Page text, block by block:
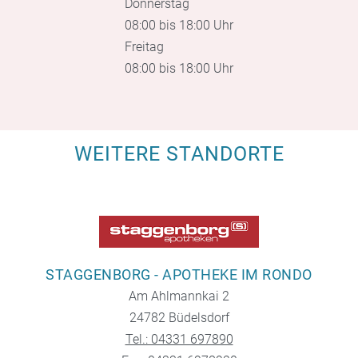
Donnerstag
08:00 bis 18:00 Uhr
Freitag
08:00 bis 18:00 Uhr
WEITERE STANDORTE
STAGGENBORG - APOTHEKE IM RONDO
Am Ahlmannkai 2
24782 Büdelsdorf
Tel.: 04331 697890